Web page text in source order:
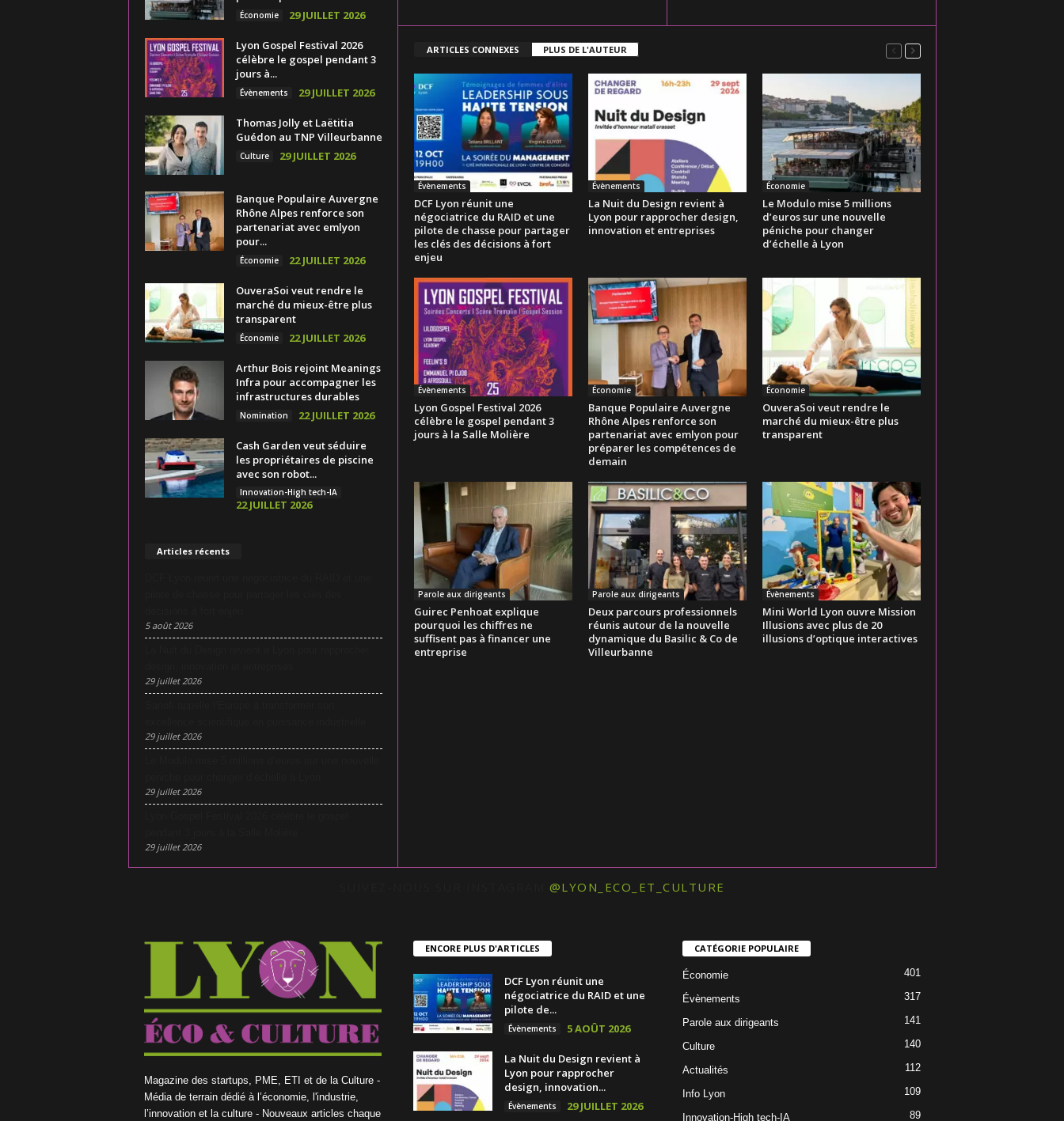
ARTICLES CONNEXES PLUS DE L'AUTEUR
Évènements
DCF Lyon réunit une
négociatrice du RAID et une
pilote de chasse pour partager
les clés des décisions à fort
enjeu
Évènements
La Nuit du Design revient à
Lyon pour rapprocher design,
innovation et entreprises
Économie
Le Modulo mise 5 millions
d’euros sur une nouvelle
péniche pour changer
d’échelle à Lyon
Évènements
Lyon Gospel Festival 2026
célèbre le gospel pendant 3
jours à la Salle Molière
Économie
Banque Populaire Auvergne
Rhône Alpes renforce son
partenariat avec emlyon pour
préparer les compétences de
demain
Économie
OuveraSoi veut rendre le
marché du mieux-être plus
transparent
Parole aux dirigeants
Guirec Penhoat explique
pourquoi les chiffres ne
suffisent pas à financer une
entreprise
Parole aux dirigeants
Deux parcours professionnels
réunis autour de la nouvelle
dynamique du Basilic & Co de
Villeurbanne
Évènements
Mini World Lyon ouvre Mission
Illusions avec plus de 20
illusions d’optique interactives
Économie 29 JUILLET 2026
Lyon Gospel Festival 2026
célèbre le gospel pendant 3
jours à...
Évènements 29 JUILLET 2026
Thomas Jolly et Laëtitia
Guédon au TNP Villeurbanne
Culture 29 JUILLET 2026
Banque Populaire Auvergne
Rhône Alpes renforce son
partenariat avec emlyon
pour...
Économie 22 JUILLET 2026
OuveraSoi veut rendre le
marché du mieux-être plus
transparent
Économie 22 JUILLET 2026
Arthur Bois rejoint Meanings
Infra pour accompagner les
infrastructures durables
Nomination 22 JUILLET 2026
Cash Garden veut séduire
les propriétaires de piscine
avec son robot...
Innovation-High tech-IA
22 JUILLET 2026
Articles récents
5 août 2026
29 juillet 2026
29 juillet 2026
29 juillet 2026
29 juillet 2026
@LYON_ECO_ET_CULTURE
Magazine des startups, PME, ETI et de la Culture -
Média de terrain dédié à l’économie, l'industrie,
l’innovation et la culture - Nouveaux articles chaque
ENCORE PLUS D'ARTICLES
DCF Lyon réunit une
négociatrice du RAID et une
pilote de...
Évènements 5 AOÛT 2026
La Nuit du Design revient à
Lyon pour rapprocher
design, innovation...
Évènements 29 JUILLET 2026
CATÉGORIE POPULAIRE
Économie 401
Évènements 317
Parole aux dirigeants 141
Culture 140
Actualités 112
Info Lyon 109
Innovation-High tech-IA 89